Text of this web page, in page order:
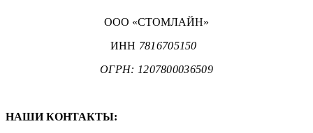
ООО «СТОМЛАЙН»
ИНН 7816705150
ОГРН: 1207800036509
НАШИ КОНТАКТЫ: